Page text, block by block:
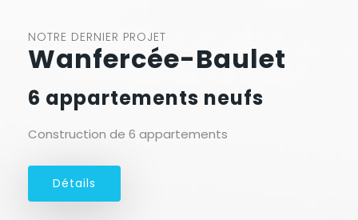
NOTRE DERNIER PROJET
Wanfercée-Baulet
6 appartements neufs
Construction de 6 appartements
Détails